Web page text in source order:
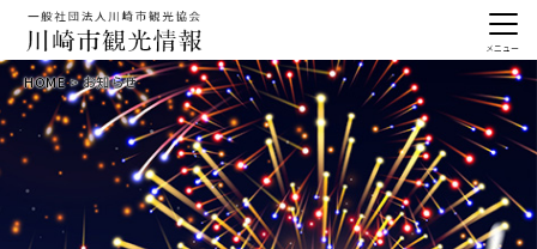
HOME お知らせ
メニュー